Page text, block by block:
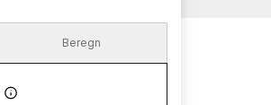
Beregn